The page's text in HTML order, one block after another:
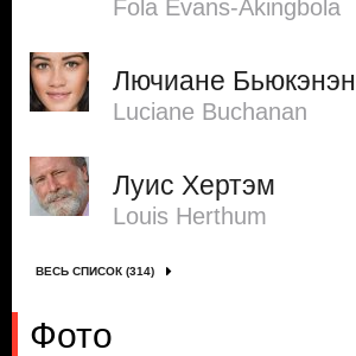
Fola Evans-Akingbola
Лючиане Бьюкэнэн
Luciane Buchanan
Луис Хертэм
Louis Herthum
ВЕСЬ СПИСОК (314)
Фото